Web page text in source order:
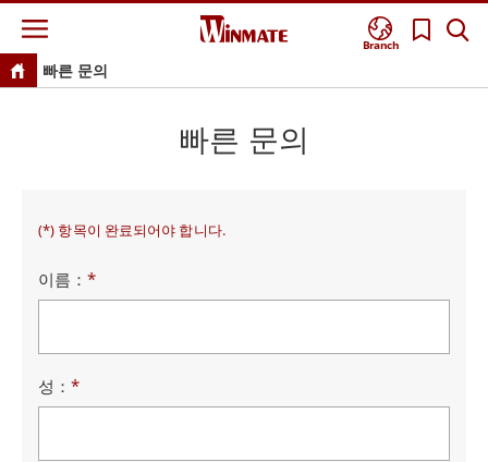
Branch
빠른 문의
빠른 문의
(*) 항목이 완료되어야 합니다.
이름：*
성：*